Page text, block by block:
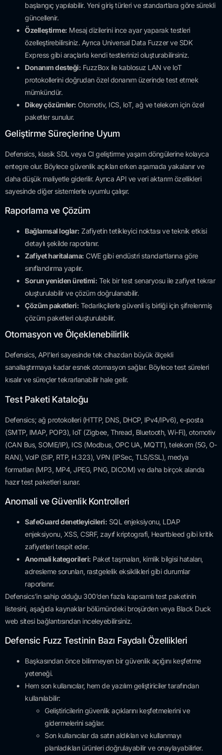
başlangıç yapılabilir. Yeni giriş türleri ve standartlara göre sürekli
güncellenir.
Özelleştirme: Mesaj dizilerini ince ayar yaparak testleri
özelleştirebilirsiniz. Ayrıca Universal Data Fuzzer ve SDK
Express gibi araçlarla kendi testlerinizi oluşturabilirsiniz.
Donanım desteği: FuzzBox ile kablosuz LAN ve IoT
protokollerini doğrudan özel donanım üzerinde test etmek
mümkündür.
Dikey çözümler: Otomotiv, ICS, IoT, ağ ve telekom için özel
paketler sunulur.
Geliştirme Süreçlerine Uyum
Defensics, klasik SDL veya CI geliştirme yaşam döngülerine kolayca
entegre olur. Böylece güvenlik açıkları erken aşamada yakalanır ve
daha düşük maliyetle giderilir. Ayrıca API ve veri aktarım özellikleri
sayesinde diğer sistemlerle uyumlu çalışır.
Raporlama ve Çözüm
Bağlamsal loglar: Zafiyetin tetikleyici noktası ve teknik etkisi
detaylı şekilde raporlanır.
Zafiyet haritalama: CWE gibi endüstri standartlarına göre
sınıflandırma yapılır.
Sorun yeniden üretimi: Tek bir test senaryosu ile zafiyet tekrar
oluşturulabilir ve çözüm doğrulanabilir.
Çözüm paketleri: Tedarikçilerle güvenli iş birliği için şifrelenmiş
çözüm paketleri oluşturulabilir.
Otomasyon ve Ölçeklenebilirlik
Defensics, API’leri sayesinde tek cihazdan büyük ölçekli
sanallaştırmaya kadar esnek otomasyon sağlar. Böylece test süreleri
kısalır ve süreçler tekrarlanabilir hale gelir.
Test Paketi Kataloğu
Defensics; ağ protokolleri (HTTP, DNS, DHCP, IPv4/IPv6), e-posta
(SMTP, IMAP, POP3), IoT (Zigbee, Thread, Bluetooth, Wi-Fi), otomotiv
(CAN Bus, SOME/IP), ICS (Modbus, OPC UA, MQTT), telekom (5G, O-
RAN), VoIP (SIP, RTP, H.323), VPN (IPSec, TLS/SSL), medya
formatları (MP3, MP4, JPEG, PNG, DICOM) ve daha birçok alanda
hazır test paketleri sunar.
Anomali ve Güvenlik Kontrolleri
SafeGuard denetleyicileri: SQL enjeksiyonu, LDAP
enjeksiyonu, XSS, CSRF, zayıf kriptografi, Heartbleed gibi kritik
zafiyetleri tespit eder.
Anomali kategorileri: Paket taşmaları, kimlik bilgisi hataları,
adresleme sorunları, rastgelelik eksiklikleri gibi durumlar
raporlanır.
Defensics’in sahip olduğu 300’den fazla kapsamlı test paketinin
listesini, aşağıda kaynaklar bölümündeki broşürden veya Black Duck
web sitesi bağlantısından inceleyebilirsiniz.
Defensic Fuzz Testinin Bazı Faydalı Özellikleri
Başkasından önce bilinmeyen bir güvenlik açığını keşfetme
yeteneği.
Hem son kullanıcılar, hem de yazılım geliştiriciler tarafından
kullanılabilir:
Geliştiricilerin güvenlik açıklarını keşfetmelerini ve
gidermelerini sağlar.
Son kullanıcılar da satın aldıkları ve kullanmayı
planladıkları ürünleri doğrulayabilir ve onaylayabilirler.